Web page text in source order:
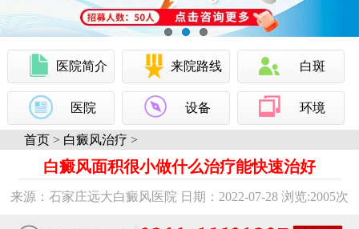
医院简介 来院路线 白斑
医院 设备 环境
首页 > 白癜风治疗 >
白癜风面积很小做什么治疗能快速治好
来源：石家庄远大白癜风医院 日期：2022-07-28 浏览:2005次